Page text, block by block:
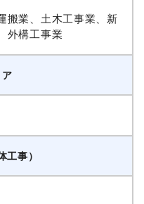
搬業、土木工事業、新
外構工事業
工事）